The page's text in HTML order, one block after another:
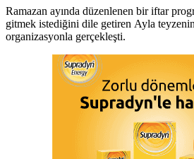
Ramazan ayında düzenlenen bir iftar
gitmek istediğini dile getiren Ayla
organizasyonla gerçekleşti.